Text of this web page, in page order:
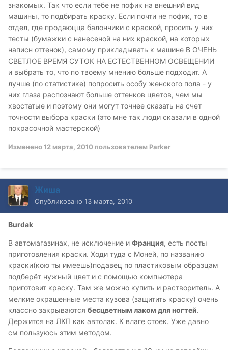
знакомых. Так что если тебе не пофик на внешний вид
машины, то подбирать краску. Если почти не пофик, то в
отдел, где продаюцца балончики с краской, просить у них
тесты (бумажки с нанесеной на них краской, на которых
написн оттенок), самому прикладывать к машине В ОЧЕНЬ
СВЕТЛОЕ ВРЕМЯ СУТОК НА ЕСТЕСТВЕННОМ ОСВЕЩЕНИИ
и выбрать то, что по твоему мнению больше подходит. А
лучше (по статистике) попросить особу женского пола - у
них глаза распознают больше оттенков цветов, чем мы
хвостатые и поэтому они могут точнее сказать на счет
точности выбора краски (это мне так люди сказали в одной
покрасочной мастерской)
Изменено12 марта, 2010 пользователем Parker
Жиша
Опубликовано 13 марта, 2010
Burdak
В автомагазинах, не исключение и Франция, есть посты
приготовления краски. Ходи туда с Моней, по названию
краски(кою ты имеешь)подавец по пластиковым образцам
подберёт нужный цвет и с помощью компьютера
приготовит краску. Там же можно купить и растворитель. А
мелкие окрашенные места кузова (защитить краску) очень
классно закрываются бесцветным лаком для ногтей.
Держится на ЛКП как автолак. К влаге стоек. Уже давно
см пользуюсь этим методом.